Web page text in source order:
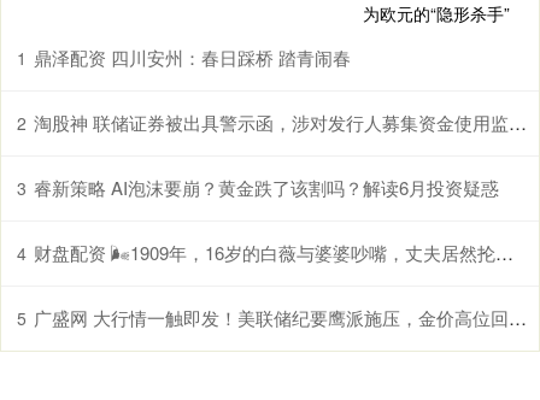
1 鼎泽配资 四川安州：春日踩桥 踏青闹春
2 淘股神 联储证券被出具警示函，涉对发行人募集资金使用监督不到位等
3 睿新策略 AI泡沫要崩？黄金跌了该割吗？解读6月投资疑惑
4 财盘配资 🌬1909年，16岁的白薇与婆婆吵嘴，丈夫居然抡起凳子砸在她背上，
5 广盛网 大行情一触即发！美联储纪要鹰派施压，金价高位回调待 PCE 指引......